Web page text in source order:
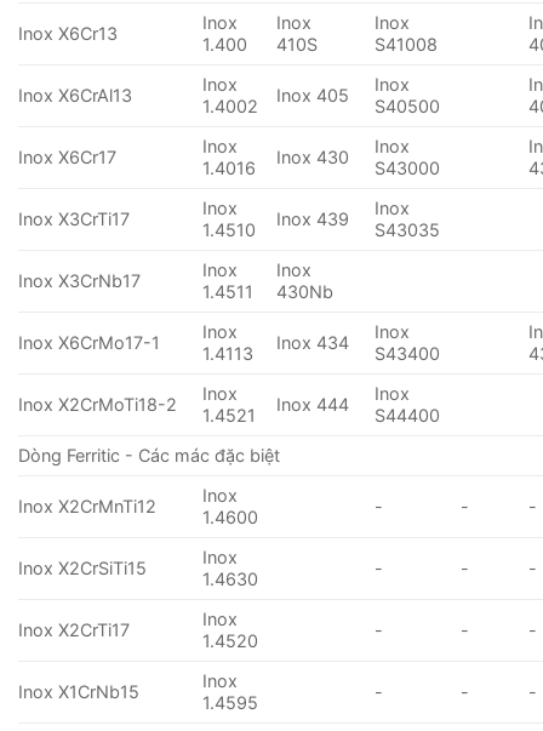
Inox X6Cr13
Inox
1.400
Inox
410S
Inox
S41008
Inox X6CrAl13
Inox
1.4002
Inox 405
Inox
S40500
Inox X6Cr17
Inox
1.4016
Inox 430
Inox
S43000
Inox X3CrTi17
Inox
1.4510
Inox 439
Inox
S43035
Inox X3CrNb17
Inox
1.4511
Inox
430Nb
Inox X6CrMo17-1
Inox
1.4113
Inox 434
Inox
S43400
Inox X2CrMoTi18-2
Inox
1.4521
Inox 444
Inox
S44400
Dòng Ferritic - Các mác đặc biệt
Inox X2CrMnTi12
Inox
1.4600
- - -
Inox X2CrSiTi15
Inox
1.4630
- - -
Inox X2CrTi17
Inox
1.4520
- - -
Inox X1CrNb15
Inox
1.4595
- - -